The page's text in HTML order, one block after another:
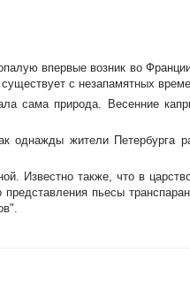
впервые возник во
с незапамятных
сама природа. Весенние
однажды жители Петербурга
Известно также, что в
пьесы